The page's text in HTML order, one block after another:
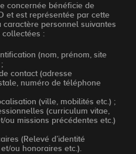
concernée bénéficie de
et est représentée par cette
personnel suivantes
collectées :
(nom, prénom, site
contact (adresse
numéro de téléphone
(ville, mobilités etc.) ;
(curriculum vitae,
ou missions précédentes etc.)
(Relevé d’identité
ou honoraires etc.).